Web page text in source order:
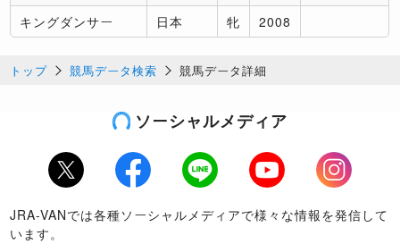
キングダンサー
日本 牝 2008
トップ 競馬データ検索 競馬データ詳細
ソーシャルメディア
Twitter Facebook LINE Youtube
Instagram
JRA-VANでは各種ソーシャルメディアで様々な情報を発信して
います。